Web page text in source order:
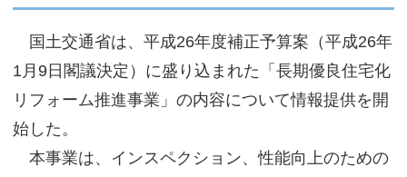
マンションメンテの無料相談
媒体資料
会社概要
国土交通省は、平成26年度補正予算案（平成26年
1月9日閣議決定）に盛り込まれた「長期優良住宅化
リフォーム推進事業」の内容について情報提供を開
始した。
本事業は、インスペクション、性能向上のための